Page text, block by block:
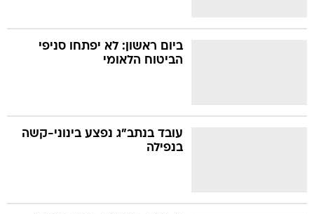
ביום ראשון: לא יפתחו סניפי
הביטוח הלאומי
עובד בנתב"ג נפצע בינוני-קשה
בנפילה